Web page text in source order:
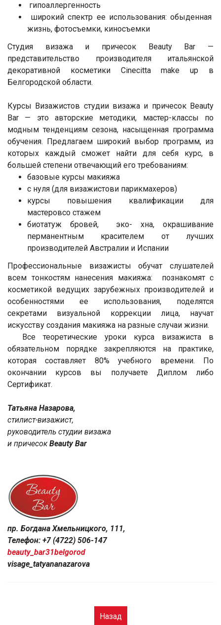
гипоаллергенность
широкий спектр ее использования: обыденная
жизнь, фотосъемки, киносъемки
Студия визажа и причесок Beauty Bar —
представительство производителя итальянской
декоративной косметики Cinecitta make up в
Белгородской области.
Курсы Визажистов студии визажа и причесок Beauty
Bar — это авторские методики, мастер-классы по
модным тенденциям сезона, насыщенная программа
обучения. Предлагаем широкий выбор программ, из
которых каждый сможет найти для себя курс, в
большей степени отвечающий его требованиям:
базовые курсы макияжа
с нуля (для визажистови парикмахеров)
курсы повышения квалификации для
мастеровсо стажем
биотатуж бровей, эко- хна, окрашивание
перманентным красителем от лучших
производителей Австралии и Испании
Профессиональные визажисты обучат слушателей
всем тонкостям нанесения макияжа: познакомят с
косметикой ведущих зарубежных производителей и
особенностями ее использования, поделятся
секретами визуальной коррекции лица, научат
искусству создания макияжа на разные случаи жизни.
Все теоретические уроки курса визажиста в
обязательном порядке закрепляются на практике,
которая составляет 80% учебного времени. По
окончании курсов вы получаете Диплом либо
Сертификат.
Татьяна Назарова,
стилист-визажист,
руководитель студии визажа
и причесокBeauty Bar
пр. Богдана Хмельницкого, 111,
Телефон: +7 (4722) 506-147
beauty_bar31belgorod
visage_tatyananazarova
Назад